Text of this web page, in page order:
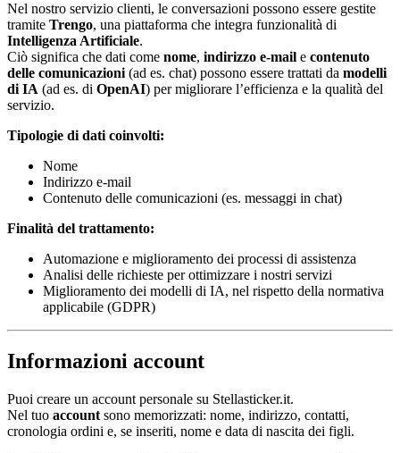
Nel nostro servizio clienti, le conversazioni possono essere gestite
tramite Trengo, una piattaforma che integra funzionalità di
Intelligenza Artificiale.
Ciò significa che dati come nome, indirizzo e-mail e contenuto
delle comunicazioni(ad es. chat) possono essere trattati da modelli
di IA (ad es. di OpenAI) per migliorare l’efficienza e la qualità del
servizio.
Tipologie di dati coinvolti:
Nome
Indirizzo e-mail
Contenuto delle comunicazioni (es. messaggi in chat)
Finalità del trattamento:
Automazione e miglioramento dei processi di assistenza
Analisi delle richieste per ottimizzare i nostri servizi
Miglioramento dei modelli di IA, nel rispetto della normativa
applicabile (GDPR)
Informazioni account
Puoi creare un account personale su Stellasticker.it.
Nel tuo account sono memorizzati: nome, indirizzo, contatti,
cronologia ordini e, se inseriti, nome e data di nascita dei figli.